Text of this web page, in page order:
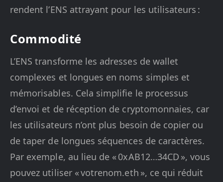
rendent l’ENS attrayant pour les utilisateurs :
Commodité
L’ENS transforme les adresses de wallet
complexes et longues en noms simples et
mémorisables. Cela simplifie le processus
d’envoi et de réception de cryptomonnaies, car
les utilisateurs n’ont plus besoin de copier ou
de taper de longues séquences de caractères.
Par exemple, au lieu de « 0xAB12…34CD », vous
pouvez utiliser « votrenom.eth », ce qui réduit